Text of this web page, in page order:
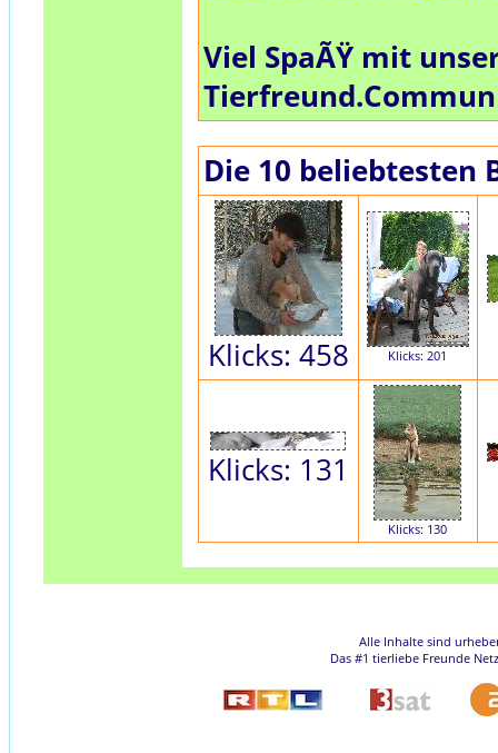
Viel SpaÃŸ mit
Die 10 beliebtesten
Klicks: 458 Klicks: 201
Klicks: 131
Klicks: 130
Alle Inhalte sind
Das #1 tierliebe Freunde